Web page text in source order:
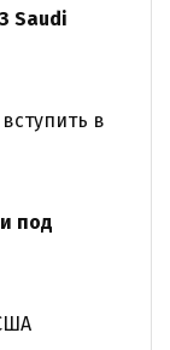
Saudi
в
под